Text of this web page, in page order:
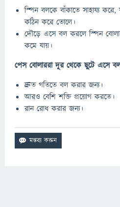
স্পিন বলকে বাঁকাতে সাহায্য করে,
কঠিন করে তোলে।
দৌড়ে এসে বল করলে স্পিন
কমে যায়।
পেস বোলাররা দূর থেকে ছুটে এসে
দ্রুত গতিতে বল করার জন্য।
আরও বেশি শক্তি প্রয়োগ করতে।
রান রোধ করার জন্য।